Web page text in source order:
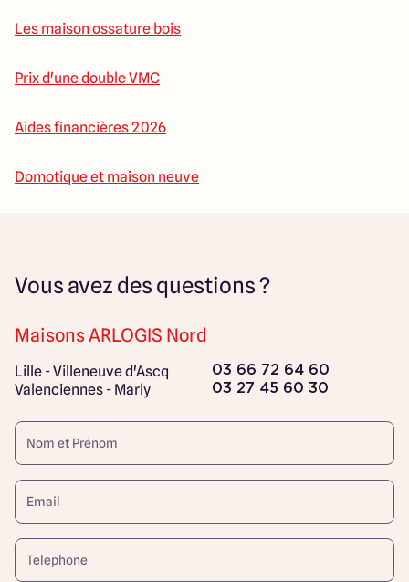
Les maison ossature bois
Prix d'une double VMC
Aides financières 2026
Domotique et maison neuve
Vous avez des questions ?
Maisons ARLOGIS Nord
Lille - Villeneuve d'Ascq 03 66 72 64 60
Valenciennes - Marly 03 27 45 60 30